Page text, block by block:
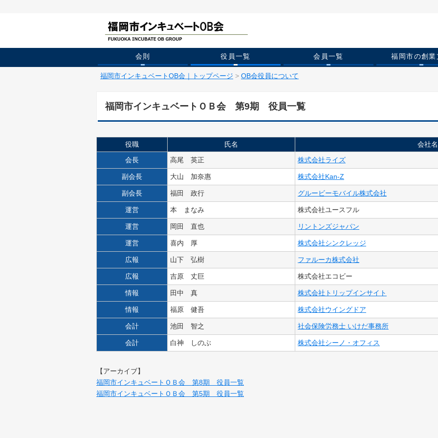
会則 役員一覧 会員一覧 福岡市の創業
福岡市インキュベートOB会｜トップページ > OB会役員について
福岡市インキュベートＯＢ会 第9期 役員一覧
役職 氏名
会社名
会長
高尾 英正 株式会社ライズ
副会長 大山 加奈惠 株式会社Kan-Z
副会長 福田 政行 グルービーモバイル株式会社
運営 本 まなみ 株式会社ユースフル
運営 岡田 直也 リントンズジャパン
運営 喜内 厚 株式会社シンクレッジ
広報 山下 弘樹 ファルーカ株式会社
広報 吉原 丈巨 株式会社エコビー
情報 田中 真 株式会社トリップインサイト
情報 福原 健吾 株式会社ウイングドア
会計 池田 智之 社会保険労務士 いけだ事務所
会計 白神 しのぶ 株式会社シーノ・オフィス
【アーカイブ】
福岡市インキュベートＯＢ会 第8期 役員一覧
福岡市インキュベートＯＢ会 第5期 役員一覧